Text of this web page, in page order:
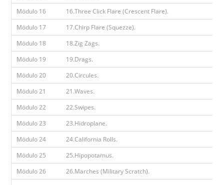
Módulo 16
16.Three Click Flare (Crescent Flare).
Módulo 17
17.Chirp Flare (Squezze).
Módulo 18
18.Zig Zags.
Módulo 19
19.Drags.
Módulo 20
20.Circules.
Módulo 21
21.Waves.
Módulo 22
22.Swipes.
Módulo 23
23.Hidroplane.
Módulo 24
24.California Rolls.
Módulo 25
25.Hipopotamus.
Módulo 26
26.Marches (Military Scratch).